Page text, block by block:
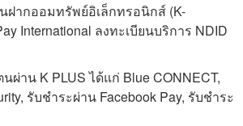
ฝากออมทรัพย์อิเล็กทรอนิกส์ (K-
International ลงทะเบียนบริการ NDID
าน K PLUS ได้แก่ Blue CONNECT,
รับชำระผ่าน Facebook Pay, รับชำระ